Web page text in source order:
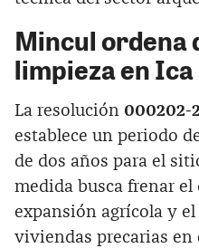
Mincul ordena
limpieza en Ica
La resolución 000202-
establece un periodo
de dos años para el
medida busca frenar el
expansión agrícola y
viviendas precarias en